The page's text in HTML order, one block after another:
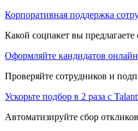
Корпоративная поддержка
Какой соцпакет вы
Оформляйте кандидатов онлайн
Проверяйте сотрудников и
Ускорьте подбор в 2 раза с
Автоматизируйте сбор